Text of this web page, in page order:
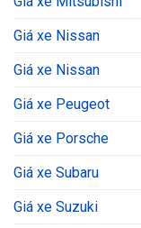
Giá xe Nissan
Giá xe Nissan
Giá xe Peugeot
Giá xe Porsche
Giá xe Subaru
Giá xe Suzuki